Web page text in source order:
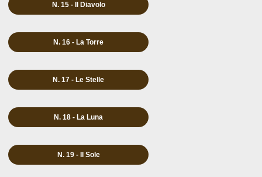
N. 15 - Il Diavolo
N. 16 - La Torre
N. 17 - Le Stelle
N. 18 - La Luna
N. 19 - Il Sole